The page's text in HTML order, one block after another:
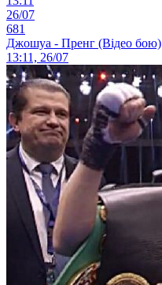
26/07
681
Джошуа - Пренг (Відео бою)
13:11, 26/07